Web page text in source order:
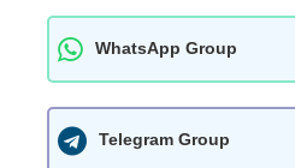
WhatsApp Group
Telegram Group